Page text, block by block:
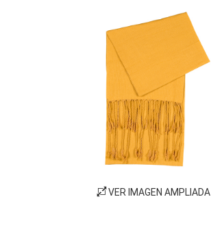
VER IMAGEN AMPLIADA